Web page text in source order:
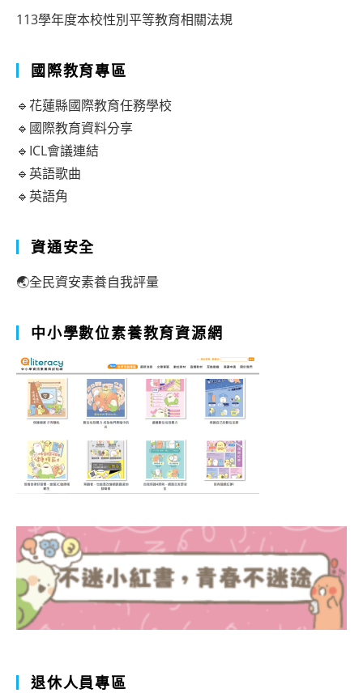
113學年度本校性別平等教育相關法規
國際教育專區
🔹花蓮縣國際教育任務學校
🔹國際教育資料分享
🔹ICL會議連結
🔹英語歌曲
🔹英語角
資通安全
🌏全民資安素養自我評量
中小學數位素養教育資源網
退休人員專區